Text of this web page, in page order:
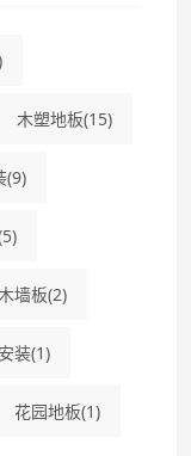
木塑地板(15)
(9)
墙板(2)
装(1)
花园地板(1)